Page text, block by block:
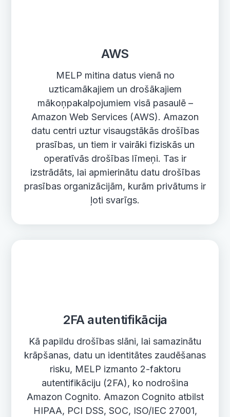
AWS
MELP mitina datus vienā no
uzticamākajiem un drošākajiem
mākoņpakalpojumiem visā pasaulē –
Amazon Web Services (AWS). Amazon
datu centri uztur visaugstākās drošības
prasības, un tiem ir vairāki fiziskās un
operatīvās drošības līmeņi. Tas ir
izstrādāts, lai apmierinātu datu drošības
prasības organizācijām, kurām privātums ir
ļoti svarīgs.
2FA autentifikācija
Kā papildu drošības slāni, lai samazinātu
krāpšanas, datu un identitātes zaudēšanas
risku, MELP izmanto 2-faktoru
autentifikāciju (2FA), ko nodrošina
Amazon Cognito. Amazon Cognito atbilst
HIPAA, PCI DSS, SOC, ISO/IEC 27001,